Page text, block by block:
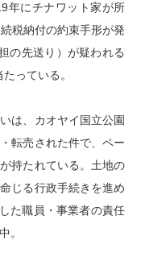
年にチナワット家が所
税納付の約束手形が発
の先送り）が疑われる
っている。
は、カオヤイ国立公園
転売された件で、ペー
持たれている。土地の
じる行政手続きを進め
た職員・事業者の責任
。